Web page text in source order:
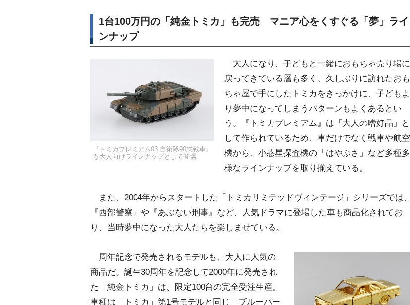
1台100万円の「純金トミカ」も完売 マニア心をくすぐる「夢」ライ
ンナップ
『トミカプレミアム03 自衛隊90式戦車』
も大人向けラインナップとして登場
大人になり、子どもと一緒におもちゃ売り場に
戻ってきている層も多く、久しぶりに訪れたおも
ちゃ屋で手にしたトミカをきっかけに、子どもよ
り夢中になってしまうパターンもよくあるとい
う。『トミカプレミアム』は「大人の嗜好品」と
して作られているため、車だけでなく戦車や航空
機から、小惑星探査機の「はやぶさ」など多種多
様なラインナップを取り揃えている。
また、2004年からスタートした「トミカリミテッドヴィンテージ」シリーズでは、
『西部警察』や『あぶない刑事』など、人気ドラマに登場した車も商品化されてお
り、当時夢中になった大人たちを楽しませている。
周年記念で発売されるモデルも、大人に人気の
商品だ。誕生30周年を記念して2000年に発売され
た「純金トミカ」は、限定100台の完全受注生産。
車種は「トミカ」第1号モデルと同じ「ブルーバー